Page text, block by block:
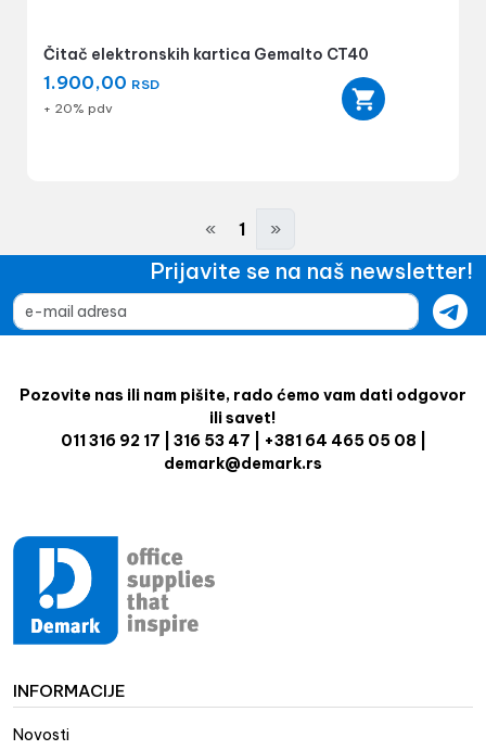
Čitač elektronskih kartica Gemalto CT40
1.900,00 RSD
+ 20% pdv
« 1 »
Prijavite se na naš newsletter!
Pozovite nas ili nam pišite, rado ćemo vam dati odgovor
ili savet!
011 316 92 17 | 316 53 47 | +381 64 465 05 08 |
demark@demark.rs
INFORMACIJE
Novosti